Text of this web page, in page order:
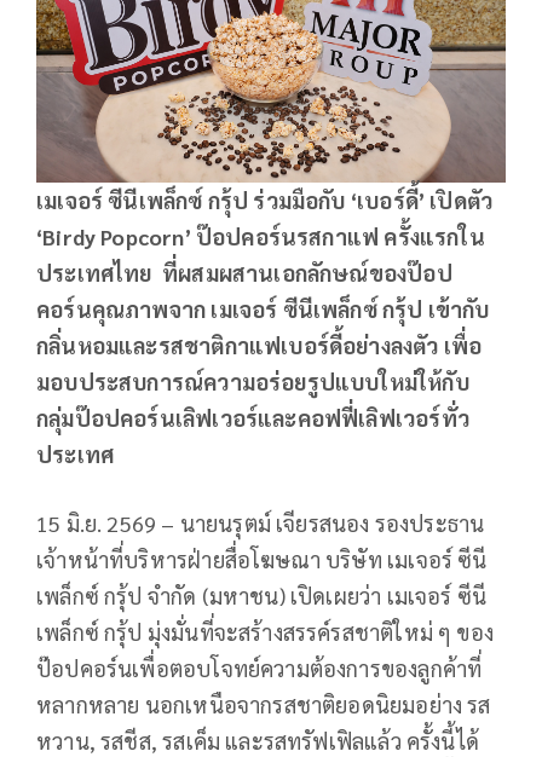
เมเจอร์ ซีนีเพล็กซ์ กรุ้ป ร่วมมือกับ ‘เบอร์ดี้’ เปิดตัว
‘Birdy Popcorn’ ป๊อปคอร์นรสกาแฟ ครั้งแรกใน
ประเทศไทย ที่ผสมผสานเอกลักษณ์ของป๊อป
คอร์นคุณภาพจาก เมเจอร์ ซีนีเพล็กซ์ กรุ้ป เข้ากับ
กลิ่นหอมและรสชาติกาแฟเบอร์ดี้อย่างลงตัว เพื่อ
มอบประสบการณ์ความอร่อยรูปแบบใหม่ให้กับ
กลุ่มป๊อปคอร์นเลิฟเวอร์และคอฟฟี่เลิฟเวอร์ทั่ว
ประเทศ
15 มิ.ย. 2569 – นายนรุตม์ เจียรสนอง รองประธาน
เจ้าหน้าที่บริหารฝ่ายสื่อโฆษณา บริษัท เมเจอร์ ซีนี
เพล็กซ์ กรุ้ป จำกัด (มหาชน) เปิดเผยว่า เมเจอร์ ซีนี
เพล็กซ์ กรุ้ป มุ่งมั่นที่จะสร้างสรรค์รสชาติใหม่ ๆ ของ
ป๊อปคอร์นเพื่อตอบโจทย์ความต้องการของลูกค้าที่
หลากหลาย นอกเหนือจากรสชาติยอดนิยมอย่าง รส
หวาน, รสชีส, รสเค็ม และรสทรัฟเฟิลแล้ว ครั้งนี้ได้